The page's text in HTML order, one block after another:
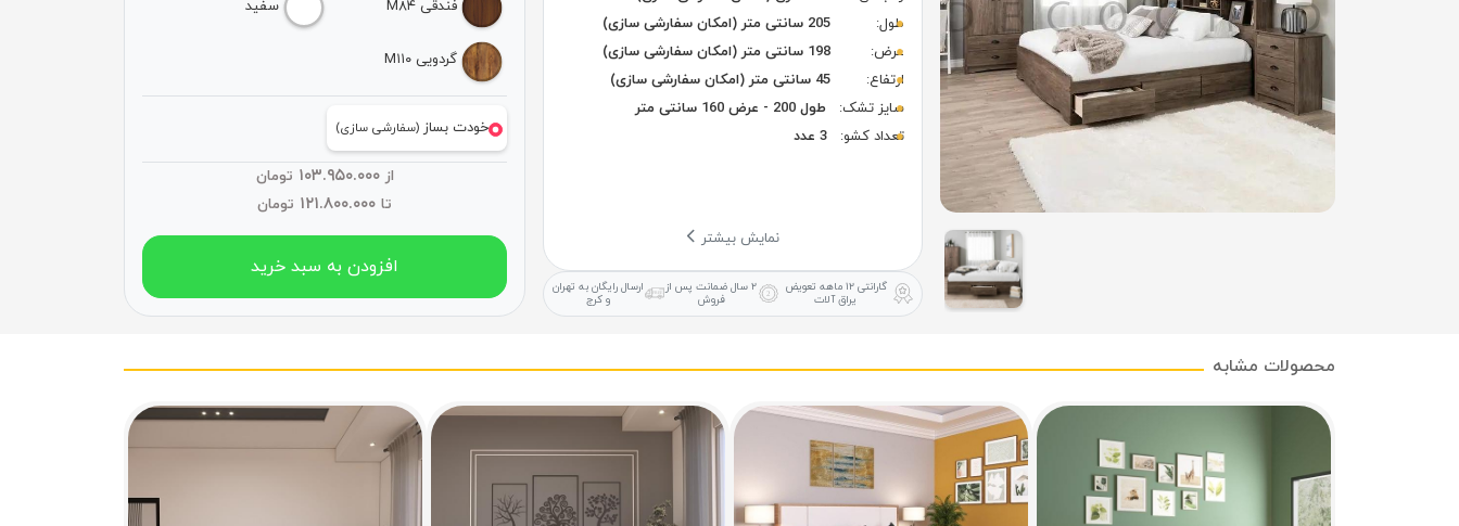
طول:
205 سانتی متر (امکان سفارشی سازی)
عرض:
198 سانتی متر (امکان سفارشی سازی)
ارتفاع:
45 سانتی متر (امکان سفارشی سازی)
سایز تشک:
طول 200 - عرض 160 سانتی متر
تعداد کشو:
3 عدد
نمایش بیشتر
گارانتی ۱۲ ماهه
تعویض
یراق آلات
۲ سال ضمانت
پس از
فروش
ارسال رایگان به تهران
و کرج
فندقی M۸۴ سفید
گردویی M۱۱۰
خودت بساز(سفارشی سازی)
از ۱۰۳.۹۵۰.۰۰۰
تومان
تا
تومان
افزودن به سبد خرید
محصولات مشابه